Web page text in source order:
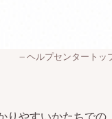
ヘルプセンタートッ